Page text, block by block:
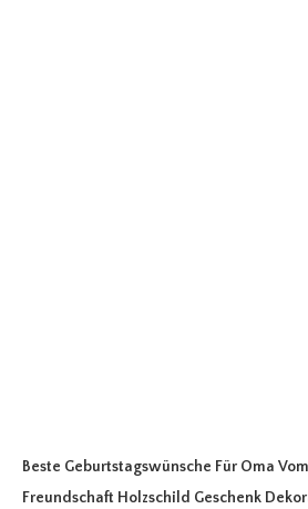
Beste Geburtstagswünsche Für Oma
Freundschaft Holzschild Geschenk